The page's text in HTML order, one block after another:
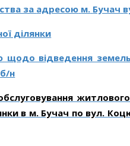
за адресою м. Бучач
ділянки
відведення
н
в м. Бучач по вул.